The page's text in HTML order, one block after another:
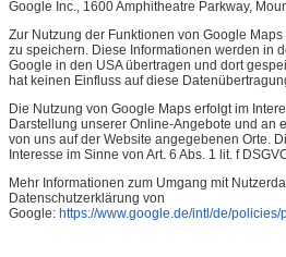
Google Inc., 1600 Amphitheatre Parkway,
Zur Nutzung der Funktionen von Google
zu speichern. Diese Informationen werden in
Google in den USA übertragen und dort
hat keinen Einfluss auf diese
Die Nutzung von Google Maps erfolgt im
Darstellung unserer Online-Angebote und an
von uns auf der Website angegebenen Orte.
Interesse im Sinne von Art. 6 Abs. 1 lit. f
Mehr Informationen zum Umgang mit
Datenschutzerklärung von
Google: https://www.google.de/intl/de/policies/